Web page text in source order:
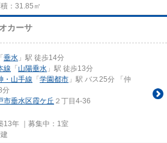
：31.85㎡
カーサ
「 垂水 」駅 徒歩14分
線 「 山陽垂水 」駅 徒歩13分
・山手線 「 学園都市 」駅 バス25分 「仲
分
市垂水区霞ケ丘 ２丁目4-36
13年 ｜募集中： 1室